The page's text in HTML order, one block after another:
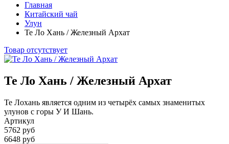
Главная
Китайский чай
Улун
Те Ло Хань / Железный Архат
Товар отсутствует
Те Ло Хань / Железный Архат
Те Лохань является одним из четырёх самых знаменитых
улунов с горы У И Шань.
Артикул
5762 руб
6648 руб